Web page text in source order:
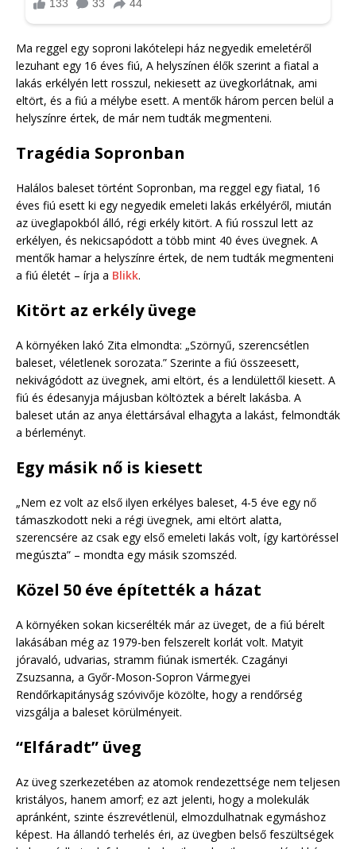
Ma reggel egy soproni lakótelepi ház negyedik emeletéről
lezuhant egy 16 éves fiú, A helyszínen élők szerint a fiatal a
lakás erkélyén lett rosszul, nekiesett az üvegkorlátnak, ami
eltört, és a fiú a mélybe esett. A mentők három percen belül a
helyszínre értek, de már nem tudták megmenteni.
Tragédia Sopronban
Halálos baleset történt Sopronban, ma reggel egy fiatal, 16
éves fiú esett ki egy negyedik emeleti lakás erkélyéről, miután
az üveglapokból álló, régi erkély kitört. A fiú rosszul lett az
erkélyen, és nekicsapódott a több mint 40 éves üvegnek. A
mentők hamar a helyszínre értek, de nem tudták megmenteni
a fiú életét – írja a Blikk.
Kitört az erkély üvege
A környéken lakó Zita elmondta: „Szörnyű, szerencsétlen
baleset, véletlenek sorozata.” Szerinte a fiú összeesett,
nekivágódott az üvegnek, ami eltört, és a lendülettől kiesett. A
fiú és édesanyja májusban költöztek a bérelt lakásba. A
baleset után az anya élettársával elhagyta a lakást, felmondták
a bérleményt.
Egy másik nő is kiesett
„Nem ez volt az első ilyen erkélyes baleset, 4-5 éve egy nő
támaszkodott neki a régi üvegnek, ami eltört alatta,
szerencsére az csak egy első emeleti lakás volt, így kartöréssel
megúszta” – mondta egy másik szomszéd.
Közel 50 éve építették a házat
A környéken sokan kicserélték már az üveget, de a fiú bérelt
lakásában még az 1979-ben felszerelt korlát volt. Matyit
jóravaló, udvarias, stramm fiúnak ismerték. Czagányi
Zsuzsanna, a Győr-Moson-Sopron Vármegyei
Rendőrkapitányság szóvivője közölte, hogy a rendőrség
vizsgálja a baleset körülményeit.
“Elfáradt” üveg
Az üveg szerkezetében az atomok rendezettsége nem teljesen
kristályos, hanem amorf; ez azt jelenti, hogy a molekulák
apránként, szinte észrevétlenül, elmozdulhatnak egymáshoz
képest. Ha állandó terhelés éri, az üvegben belső feszültségek